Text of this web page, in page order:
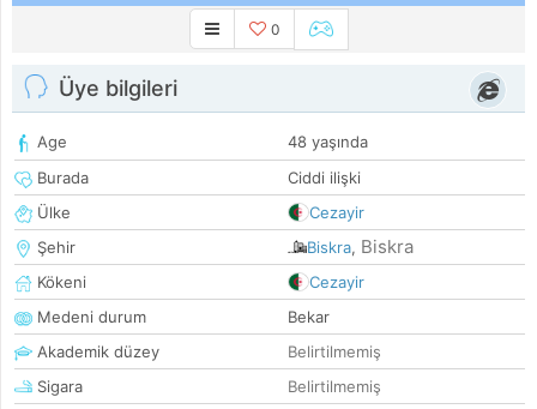
0
Üye bilgileri
Age
48 yaşında
Burada
Ciddi ilişki
Ülke
Cezayir
Şehir
Biskra, Biskra
Kökeni
Cezayir
Medeni durum
Bekar
Akademik düzey
Belirtilmemiş
Sigara
Belirtilmemiş